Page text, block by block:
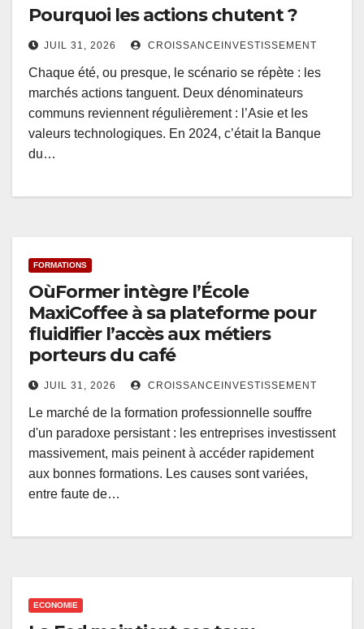
Pourquoi les actions chutent ?
JUIL 31, 2026 CROISSANCEINVESTISSEMENT
Chaque été, ou presque, le scénario se répète : les
marchés actions tanguent. Deux dénominateurs
communs reviennent régulièrement : l’Asie et les
valeurs technologiques. En 2024, c’était la Banque
du…
FORMATIONS
OùFormer intègre l’École
MaxiCoffee à sa plateforme pour
fluidifier l’accès aux métiers
porteurs du café
JUIL 31, 2026 CROISSANCEINVESTISSEMENT
Le marché de la formation professionnelle souffre
d'un paradoxe persistant : les entreprises investissent
massivement, mais peinent à accéder rapidement
aux bonnes formations. Les causes sont variées,
entre faute de…
ECONOMIE